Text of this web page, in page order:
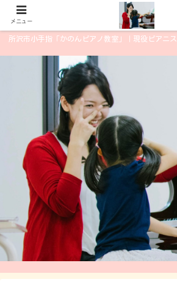
所沢市小手指「かのんピアノ教室」｜現役ピアニ
メニュー